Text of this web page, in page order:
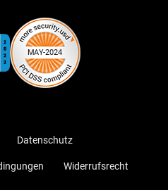
Datenschutz
Widerrufsrecht